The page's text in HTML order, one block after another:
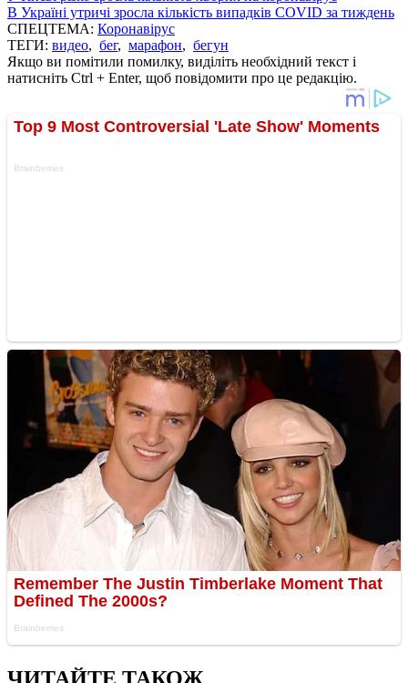
В Україні утричі зросла кількість випадків COVID за тиждень
СПЕЦТЕМА: Коронавірус
ТЕГИ: видео, бег, марафон, бегун
Якщо ви помітили помилку, виділіть необхідний текст і
натисніть Ctrl + Enter, щоб повідомити про це редакцію.